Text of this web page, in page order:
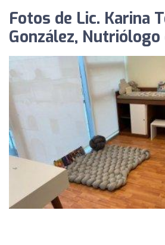
Fotos de Lic. Karina
González, Nutriólogo